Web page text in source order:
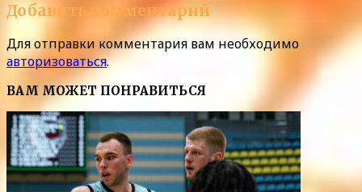
Добавить комментарий
Для отправки комментария вам необходимо
авторизоваться.
ВАМ МОЖЕТ ПОНРАВИТЬСЯ